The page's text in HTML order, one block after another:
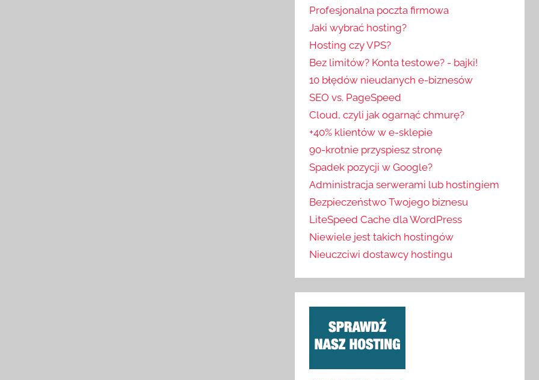
Profesjonalna poczta firmowa
Jaki wybrać hosting?
Hosting czy VPS?
Bez limitów? Konta testowe? - bajki!
10 błędów nieudanych e-biznesów
SEO vs. PageSpeed
Cloud, czyli jak ogarnąć chmurę?
+40% klientów w e-sklepie
90-krotnie przyspiesz stronę
Spadek pozycji w Google?
Administracja serwerami lub hostingiem
Bezpieczeństwo Twojego biznesu
LiteSpeed Cache dla WordPress
Niewiele jest takich hostingów
Nieuczciwi dostawcy hostingu